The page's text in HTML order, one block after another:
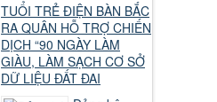
TUỔI TRẺ ĐIỆN BÀN BẮC
RA QUÂN HỖ TRỢ CHIẾN
DỊCH “90 NGÀY LÀM
GIÀU, LÀM SẠCH CƠ SỞ
DỮ LIỆU ĐẤT ĐAI